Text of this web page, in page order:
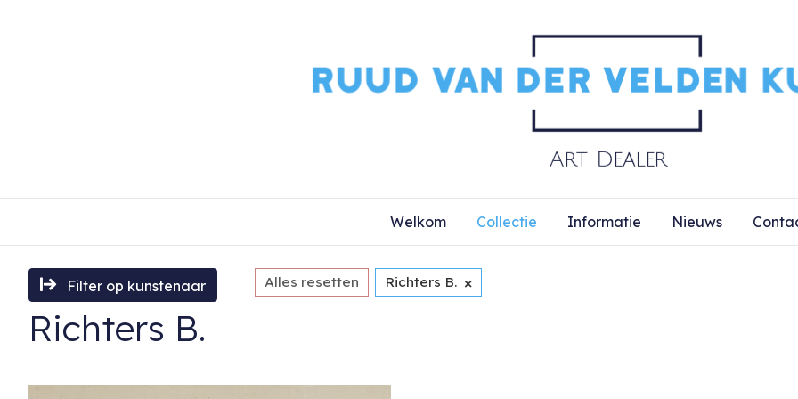
Welkom Collectie Informatie Nieuws
Filter op kunstenaar Alles resetten Richters B. ×
Richters B.